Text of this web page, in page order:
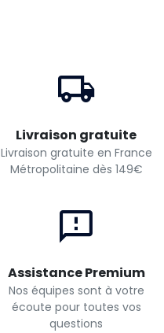
Livraison gratuite
Livraison gratuite en France
Métropolitaine dès 149€
Assistance Premium
Nos équipes sont à votre
écoute pour toutes vos
questions